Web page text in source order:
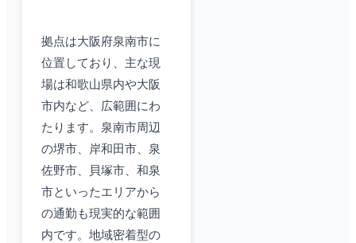
拠点は大阪府泉南市に
位置しており、主な現
場は和歌山県内や大阪
市内など、広範囲にわ
たります。泉南市周辺
の堺市、岸和田市、泉
佐野市、貝塚市、和泉
市といったエリアから
の通勤も現実的な範囲
内です。地域密着型の